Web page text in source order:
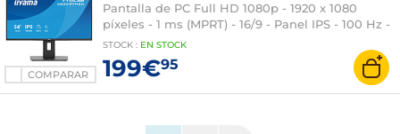
COMPARAR
Pantalla de PC Full HD 1080p - 1920 x 1080
píxeles - 1 ms (MPRT) - 16/9 - Panel IPS - 100 Hz -
Adaptive-Sync - HDMI/DisplayPort - Pivot - RJ45
- Hub USB - Negro
STOCK : EN STOCK
199€95